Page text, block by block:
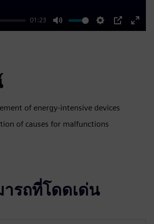
01:23
Mute Settings
PIP
Enter
of energy-intensive devices
of causes for malfunctions
รถที่โดดเด่น